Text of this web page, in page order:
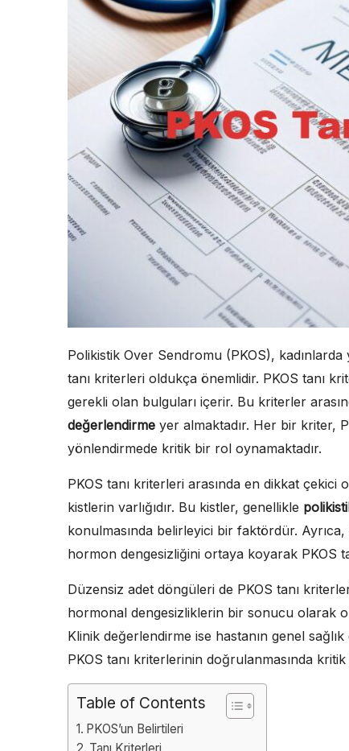
Polikistik Over Sendromu (PKOS),
tanı kriterleri oldukça önemlidir. PKOS tanı
gerekli olan bulguları içerir. Bu kriterler
değerlendirme yer almaktadır. Her bir kriter,
yönlendirmede kritik bir rol oynamaktadır.
PKOS tanı kriterleri arasında en dikkat
kistlerin varlığıdır. Bu kistler, genellikle
konulmasında belirleyici bir faktördür.
hormon dengesizliğini ortaya koyarak PKOS
Düzensiz adet döngüleri de PKOS tanı
hormonal dengesizliklerin bir sonucu olarak
Klinik değerlendirme ise hastanın genel
PKOS tanı kriterlerinin doğrulanmasında kritik
Table of Contents
PKOS’un Belirtileri